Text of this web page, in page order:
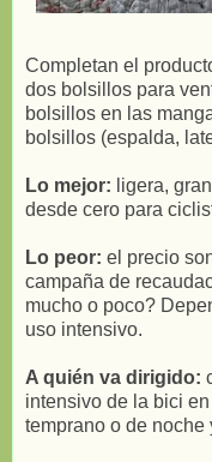
Completan el
dos bolsillos para
bolsillos en las
bolsillos (espalda,
Lo mejor: ligera,
desde cero para
Lo peor: el precio
campaña de
mucho o poco?
uso intensivo.
A quién va dirigido:
intensivo de la bici
temprano o de noche